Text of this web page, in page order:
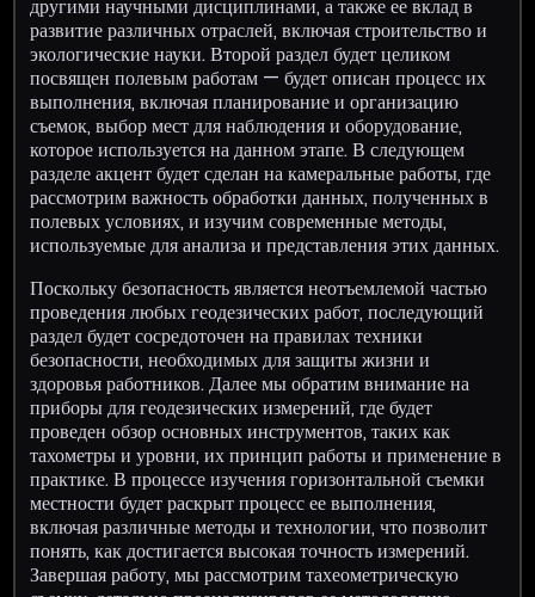
другими научными дисциплинами, а также ее вклад в
развитие различных отраслей, включая строительство и
экологические науки. Второй раздел будет целиком
посвящен полевым работам — будет описан процесс их
выполнения, включая планирование и организацию
съемок, выбор мест для наблюдения и оборудование,
которое используется на данном этапе. В следующем
разделе акцент будет сделан на камеральные работы, где
рассмотрим важность обработки данных, полученных в
полевых условиях, и изучим современные методы,
используемые для анализа и представления этих данных.
Поскольку безопасность является неотъемлемой частью
проведения любых геодезических работ, последующий
раздел будет сосредоточен на правилах техники
безопасности, необходимых для защиты жизни и
здоровья работников. Далее мы обратим внимание на
приборы для геодезических измерений, где будет
проведен обзор основных инструментов, таких как
тахометры и уровни, их принцип работы и применение в
практике. В процессе изучения горизонтальной съемки
местности будет раскрыт процесс ее выполнения,
включая различные методы и технологии, что позволит
понять, как достигается высокая точность измерений.
Завершая работу, мы рассмотрим тахеометрическую